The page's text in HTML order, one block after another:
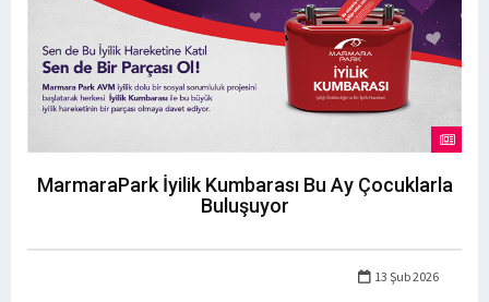
MarmaraPark İyilik Kumbarası Bu Ay Çocuklarla
Buluşuyor
13 Şub 2026